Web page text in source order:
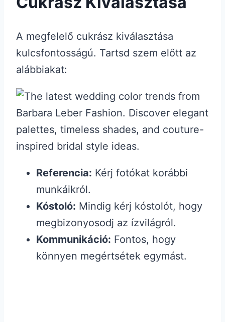
A megfelelő cukrász kiválasztása
kulcsfontosságú. Tartsd szem előtt az
alábbiakat:
Referencia: Kérj fotókat korábbi
munkáikról.
Kóstoló: Mindig kérj kóstolót, hogy
megbizonyosodj az ízvilágról.
Kommunikáció: Fontos, hogy
könnyen megértsétek egymást.